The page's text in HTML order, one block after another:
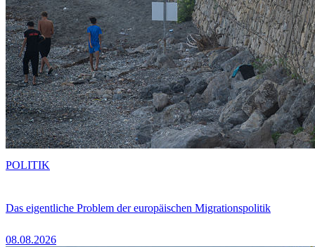
Das eigentliche Problem der europäischen Migrationspolitik
08.08.2026
POLITIK